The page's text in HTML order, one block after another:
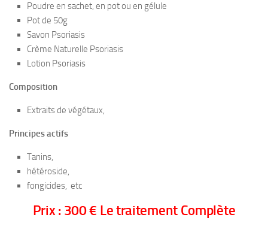
Poudre en sachet, en pot ou en gélule
Pot de 50g
Savon Psoriasis
Crème Naturelle Psoriasis
Lotion Psoriasis
Composition
Extraits de végétaux,
Principes actifs
Tanins,
hétéroside,
fongicides, etc
Prix : 300 € Le traitement Complète